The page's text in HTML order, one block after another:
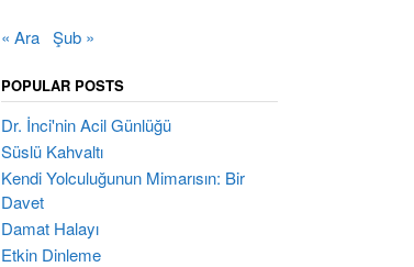
« Ara Şub »
POPULAR POSTS
Dr. İnci'nin Acil Günlüğü
Süslü Kahvaltı
Kendi Yolculuğunun Mimarısın: Bir
Davet
Damat Halayı
Etkin Dinleme